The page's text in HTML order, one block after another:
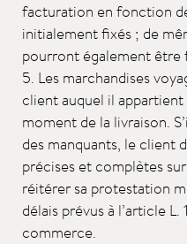
facturation en fonction
initialement fixés ; de
pourront également être
5. Les marchandises
client auquel il
moment de la livraison.
des manquants, le client
précises et complètes
réitérer sa protestation
délais prévus à l’article
commerce.